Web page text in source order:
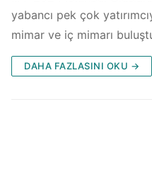
yabancı pek çok
mimar ve iç mimarı
DAHA FAZLASINI OKU →